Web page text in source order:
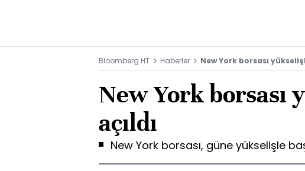
Bloomberg HT Haberler New York borsası
New York borsası
açıldı
New York borsası, güne yükselişle